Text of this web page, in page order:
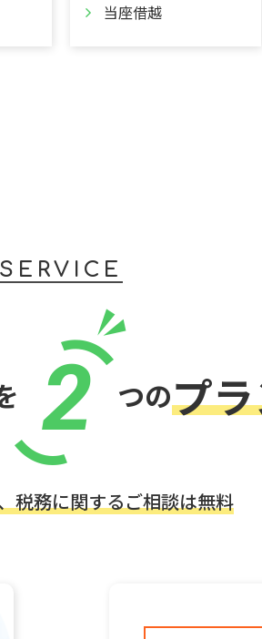
当座借越
SERVICE
2 つのプ
税務に関するご相談は無料